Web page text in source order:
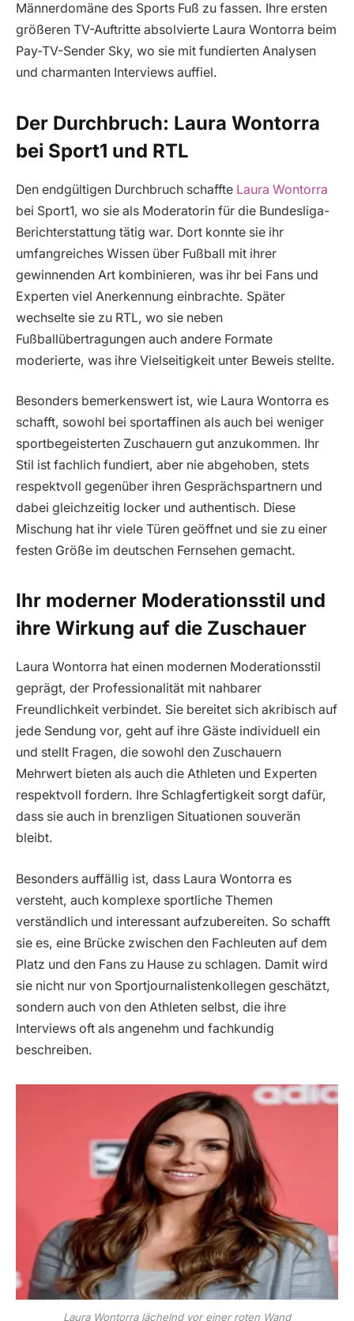
Männerdomäne des Sports Fuß zu fassen. Ihre ersten
größeren TV-Auftritte absolvierte Laura Wontorra beim
Pay-TV-Sender Sky, wo sie mit fundierten Analysen
und charmanten Interviews auffiel.
Der Durchbruch: Laura Wontorra
bei Sport1 und RTL
Den endgültigen Durchbruch schaffte Laura Wontorra
bei Sport1, wo sie als Moderatorin für die Bundesliga-
Berichterstattung tätig war. Dort konnte sie ihr
umfangreiches Wissen über Fußball mit ihrer
gewinnenden Art kombinieren, was ihr bei Fans und
Experten viel Anerkennung einbrachte. Später
wechselte sie zu RTL, wo sie neben
Fußballübertragungen auch andere Formate
moderierte, was ihre Vielseitigkeit unter Beweis stellte.
Besonders bemerkenswert ist, wie Laura Wontorra es
schafft, sowohl bei sportaffinen als auch bei weniger
sportbegeisterten Zuschauern gut anzukommen. Ihr
Stil ist fachlich fundiert, aber nie abgehoben, stets
respektvoll gegenüber ihren Gesprächspartnern und
dabei gleichzeitig locker und authentisch. Diese
Mischung hat ihr viele Türen geöffnet und sie zu einer
festen Größe im deutschen Fernsehen gemacht.
Ihr moderner Moderationsstil und
ihre Wirkung auf die Zuschauer
Laura Wontorra hat einen modernen Moderationsstil
geprägt, der Professionalität mit nahbarer
Freundlichkeit verbindet. Sie bereitet sich akribisch auf
jede Sendung vor, geht auf ihre Gäste individuell ein
und stellt Fragen, die sowohl den Zuschauern
Mehrwert bieten als auch die Athleten und Experten
respektvoll fordern. Ihre Schlagfertigkeit sorgt dafür,
dass sie auch in brenzligen Situationen souverän
bleibt.
Besonders auffällig ist, dass Laura Wontorra es
versteht, auch komplexe sportliche Themen
verständlich und interessant aufzubereiten. So schafft
sie es, eine Brücke zwischen den Fachleuten auf dem
Platz und den Fans zu Hause zu schlagen. Damit wird
sie nicht nur von Sportjournalistenkollegen geschätzt,
sondern auch von den Athleten selbst, die ihre
Interviews oft als angenehm und fachkundig
beschreiben.
Laura Wontorra lächelnd vor einer roten Wand